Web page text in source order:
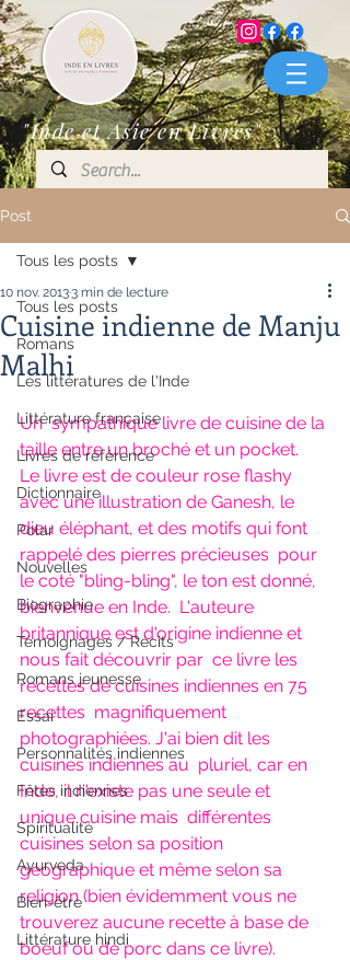
"Inde et Asie en Livres"
Post
Tous les posts
Romans
Les littératures de l'Inde
Littérature française
Livres de référence
Dictionnaire
Polar
Nouvelles
Biographie
Témoignages / Récits
Romans jeunesse
Essai
Personnalités indiennes
Fêtes indiennes
Spiritualité
Ayurveda
Bien-être
Littérature hindi
Tous les posts
Cuisine indienne de Manju
Malhi
10 nov. 20133 min de lecture
Un  sympathique livre de cuisine de la
taille entre un broché et un pocket.
Le livre est de couleur rose flashy
avec une illustration de Ganesh, le
dieu éléphant, et des motifs qui font
rappelé des pierres précieuses  pour
le coté "bling-bling", le ton est donné,
bienvenue en Inde.  L'auteure
britannique est d'origine indienne et
nous fait découvrir par  ce livre les
recettes de cuisines indiennes en 75
recettes  magnifiquement
photographiées. J'ai bien dit les
cuisines indiennes au  pluriel, car en
Inde, il n'existe pas une seule et
unique cuisine mais  différentes
cuisines selon sa position
géographique et même selon sa
religion (bien évidemment vous ne
trouverez aucune recette à base de
boeuf ou de porc dans ce livre).